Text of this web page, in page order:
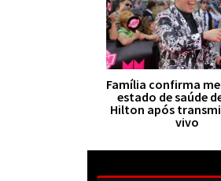
Família confirma
estado de saúde
Hilton após
vivo